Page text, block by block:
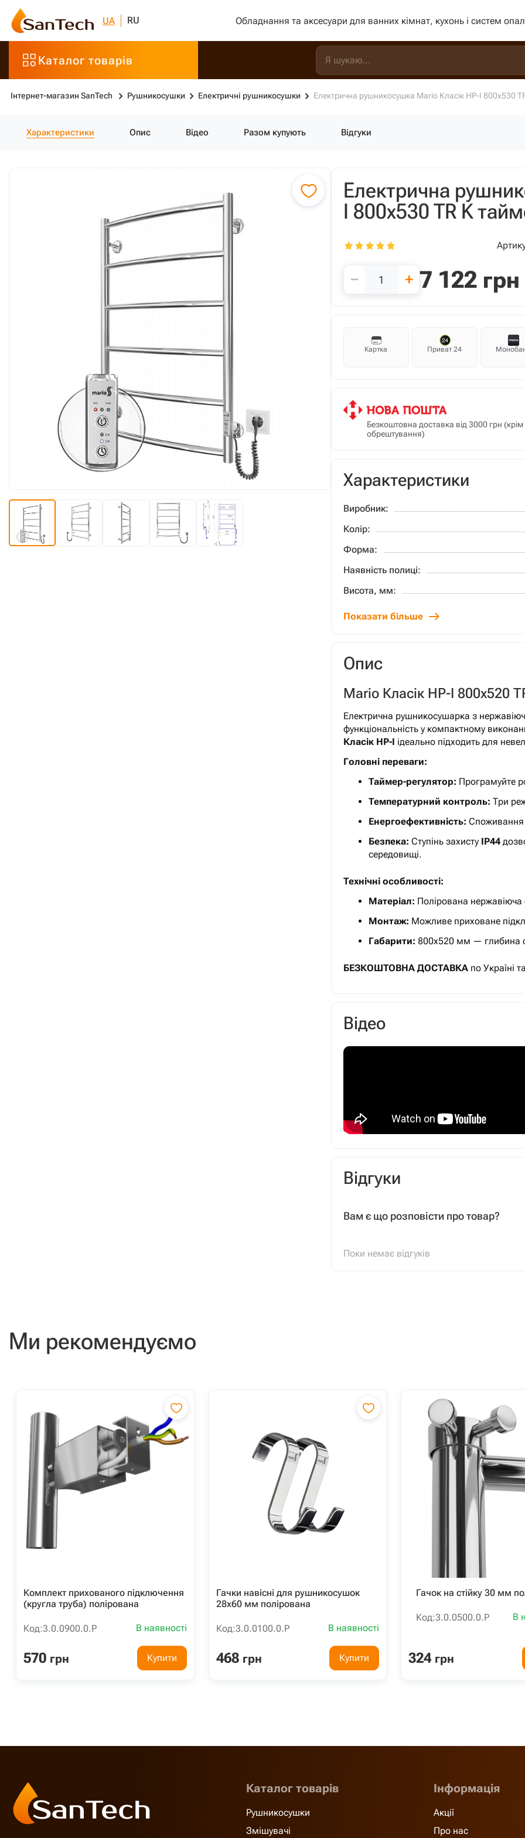
UA RU Обладнання та аксесуари для ванних кімнат, кухонь і систем
Каталог товарів
Інтернет-магазин SanTech Рушникосушки Електричні рушникосушки Електрична рушникосушка Mario Класік HP-I 800x530
Характеристики Опис Відео Разом купують Відгуки
Електрична
I 800x530 TR K
− + 7 122 грн
Картка Приват 24
Безкоштовна доставка від 3000 грн
обрештування)
Характеристики
Виробник:
Колір:
Форма:
Наявність полиці:
Висота, мм:
Показати більше
Опис
Mario Класік HP-I 800x520
Електрична рушникосушарка з
функціональність у компактному
Класік HP-I ідеально підходить для
Головні переваги:
Таймер-регулятор: Програмуйте
Температурний контроль: Три
Енергоефективність: Споживання
Безпека: Ступінь захисту IP44
середовищі.
Технічні особливості:
Матеріал: Полірована нержавіюча
Монтаж: Можливе приховане
Габарити: 800x520 мм — глибина
БЕЗКОШТОВНА ДОСТАВКА по Україні
Відео
Відгуки
Вам є що розповісти про товар?
Поки немає відгуків
Ми рекомендуємо
Комплект прихованого підключення
(кругла труба) полірована
Код:3.0.0900.0.P В наявності
570 грн Купити
Гачки навісні для рушникосушок
28x60 мм полірована
Код:3.0.0100.0.P В наявності
468 грн Купити
Гачок на стійку 30 мм
Код:3.0.0500.0.P В
324 грн
Каталог товарів
Рушникосушки
Змішувачі
Інформація
Акції
Про нас